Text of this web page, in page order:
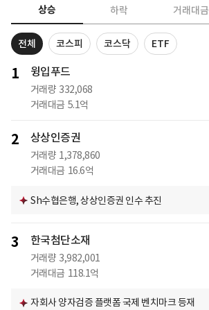
상승 하락 거래대금
전체 코스피 코스닥 ETF
1 윙입푸드
거래량 332,068
거래대금 5.1억
2 상상인증권
거래량 1,378,860
거래대금 16.6억
Sh수협은행, 상상인증권 인수 추진
3 한국첨단소재
거래량 3,982,001
거래대금 118.1억
자회사 양자검증 플랫폼 국제 벤치마크 등재